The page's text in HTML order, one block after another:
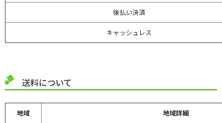
後払い決済
キャッシュレス
送料について
地域 地域詳細